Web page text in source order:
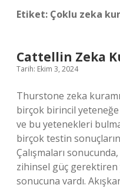
Etiket: Çoklu zeka
Cattellin Zeka
Tarih: Ekim 3, 2024
Thurstone zeka
birçok birincil
ve bu yetenekleri
birçok testin
Çalışmaları
zihinsel güç
sonucuna vardı.